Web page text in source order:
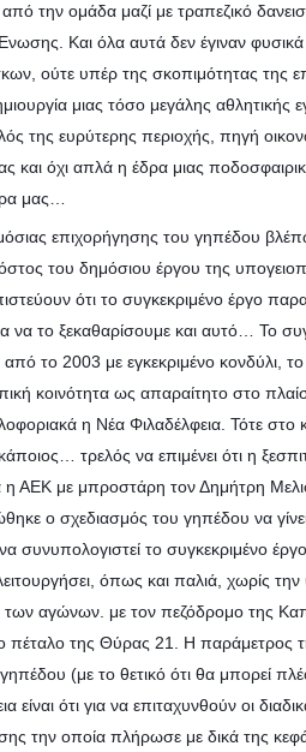
την ομάδα μαζί με τραπεζικό
Και όλα αυτά δεν έγιναν φυσικά
ούτε υπέρ της σκοπιμότητας της
μιας τόσο μεγάλης
της ευρύτερης περιοχής, πηγή
και όχι απλά η έδρα μιας
μας…
επιχορήγησης του γηπέδου βλέπω
του δημόσιου έργου της
ότι το συγκεκριμένο έργο
το ξεκαθαρίσουμε και αυτό… Το
από το 2003 με εγκεκριμένο κονδύλι,
κοινότητα ως απαραίτητο στο
η Νέα Φιλαδέλφεια. Τότε
κάποιος… τρελός να επιμένει ότι η
ΑΕΚ με μπροστάρη τον Δημήτρη
ο σχεδιασμός του γηπέδου να
συνυπολογιστεί το συγκεκριμένο
όπως και παλιά, χωρίς
αγώνων. με τον πεζόδρομο της
πέταλο της Θύρας 21. Η παράμετρος
(με το θετικό ότι θα μπορεί
είναι ότι για να επιταχυνθούν οι
την οποία πλήρωσε με δικά της